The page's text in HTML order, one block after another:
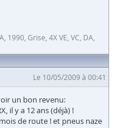
1990, Grise, 4X VE, VC, DA,
Le 10/05/2009 à 00:41
un bon revenu:
il y a 12 ans (déjà) !
de route ! et pneus naze